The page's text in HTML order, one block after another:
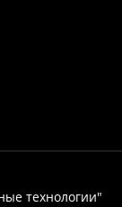
технологии"